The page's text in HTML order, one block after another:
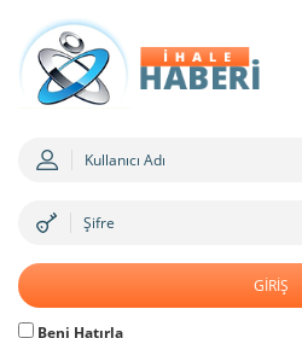
Beni Hatırla